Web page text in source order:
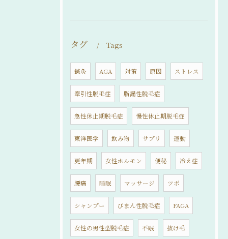
タグ Tags
鍼灸 AGA 対策 原因 ストレス
牽引性脱毛症 脂漏性脱毛症
急性休止期脱毛症 慢性休止期脱毛症
東洋医学 飲み物 サプリ 運動
更年期 女性ホルモン 便秘 冷え症
腰痛 睡眠 マッサージ ツボ
シャンプー びまん性脱毛症 FAGA
女性の男性型脱毛症 不眠 抜け毛